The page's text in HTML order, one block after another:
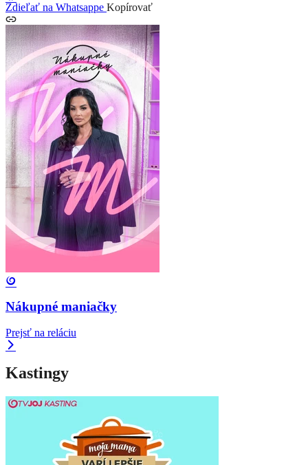
Zdieľať na Whatsappe Kopírovať
Nákupné maniačky
Prejsť na reláciu
Kastingy